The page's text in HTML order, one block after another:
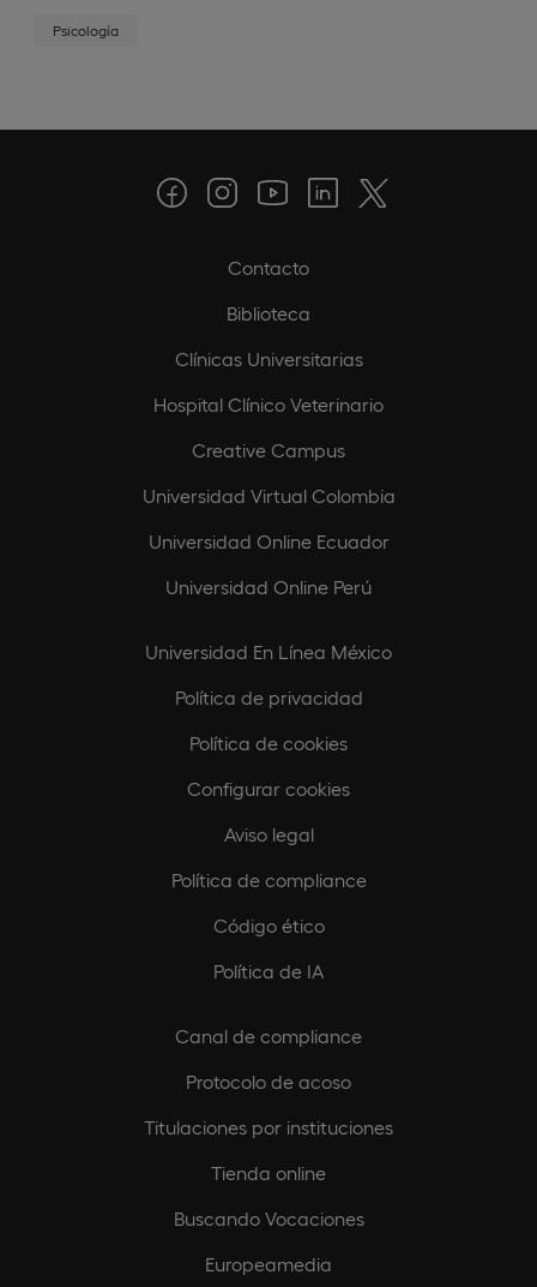
Psicología
Contacto
Biblioteca
Clínicas Universitarias
Hospital Clínico Veterinario
Creative Campus
Universidad Virtual Colombia
Universidad Online Ecuador
Universidad Online Perú
Universidad En Línea México
Política de privacidad
Política de cookies
Configurar cookies
Aviso legal
Política de compliance
Código ético
Política de IA
Canal de compliance
Protocolo de acoso
Titulaciones por instituciones
Tienda online
Buscando Vocaciones
Europeamedia